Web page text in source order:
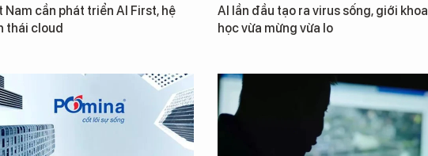
Nam cần phát triển AI First, hệ
thái cloud
AI lần đầu tạo ra virus sống, giới khoa
học vừa mừng vừa lo